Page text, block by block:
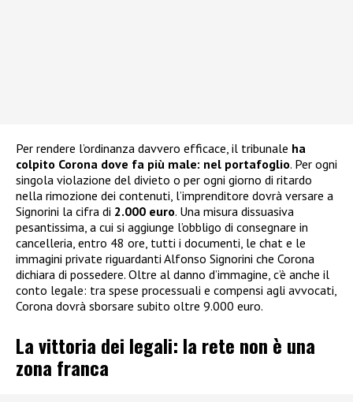
Per rendere l’ordinanza davvero efficace, il tribunale ha
colpito Corona dove fa più male: nel portafoglio. Per ogni
singola violazione del divieto o per ogni giorno di ritardo
nella rimozione dei contenuti, l’imprenditore dovrà versare a
Signorini la cifra di 2.000 euro. Una misura dissuasiva
pesantissima, a cui si aggiunge l’obbligo di consegnare in
cancelleria, entro 48 ore, tutti i documenti, le chat e le
immagini private riguardanti Alfonso Signorini che Corona
dichiara di possedere. Oltre al danno d’immagine, c’è anche il
conto legale: tra spese processuali e compensi agli avvocati,
Corona dovrà sborsare subito oltre 9.000 euro.
La vittoria dei legali: la rete non è una
zona franca